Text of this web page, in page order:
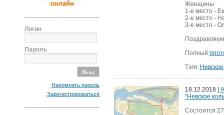
Логин
Пароль
Напомнить пароль
Зарегистрироваться
Женщины
1-е место -
2-е место -
3-е место -
Полный
Тэги:
18.12.2018 |
"Невское
Состоится